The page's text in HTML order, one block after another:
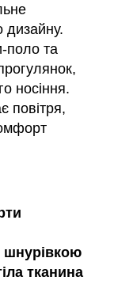
дизайну.
поло та
носіння.
повітря,
шнурівкою
тканина